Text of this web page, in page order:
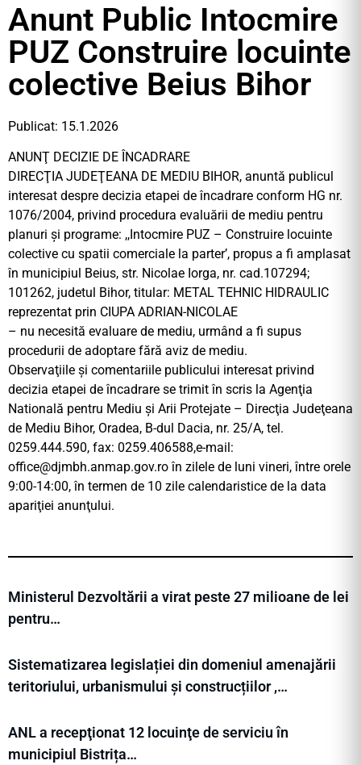
Anunt Public Intocmire
PUZ Construire locuinte
colective Beius Bihor
Publicat: 15.1.2026
ANUNŢ DECIZIE DE ÎNCADRARE
DIRECŢIA JUDEŢEANA DE MEDIU BIHOR, anuntă publicul
interesat despre decizia etapei de încadrare conform HG nr.
1076/2004, privind procedura evaluării de mediu pentru
planuri şi programe: ,,Intocmire PUZ – Construire locuinte
colective cu spatii comerciale la parter’, propus a fi amplasat
în municipiul Beius, str. Nicolae Iorga, nr. cad.107294;
101262, judetul Bihor, titular: METAL TEHNIC HIDRAULIC
reprezentat prin CIUPA ADRIAN-NICOLAE
– nu necesită evaluare de mediu, urmând a fi supus
procedurii de adoptare fără aviz de mediu.
Observaţiile şi comentariile publicului interesat privind
decizia etapei de încadrare se trimit în scris la Agenţia
Natională pentru Mediu şi Arii Protejate – Direcţia Judeţeana
de Mediu Bihor, Oradea, B-dul Dacia, nr. 25/A, tel.
0259.444.590, fax: 0259.406588,e-mail:
office@djmbh.anmap.gov.roîn zilele de luni­ vineri, între orele
9:00-14:00, în termen de 10 zile calendaristice de la data
apariţiei anunţului.
Ministerul Dezvoltării a virat peste 27 milioane de lei
pentru…
Sistematizarea legislației din domeniul amenajării
teritoriului, urbanismului și construcțiilor ,…
ANL a recepţionat 12 locuinţe de serviciu în
municipiul Bistrița…